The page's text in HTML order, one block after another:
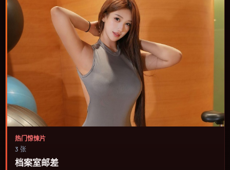
热门惊悚片
3 张
档案室邮差